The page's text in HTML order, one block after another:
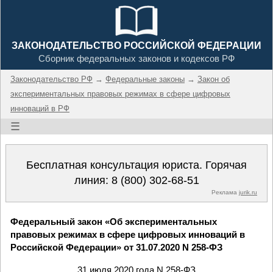
ЗАКОНОДАТЕЛЬСТВО РОССИЙСКОЙ ФЕДЕРАЦИИ
Сборник федеральных законов и кодексов РФ
Законодательство РФ → Федеральные законы → Закон об
экспериментальных правовых режимах в сфере цифровых
инноваций в РФ
☰
Бесплатная консультация юриста. Горячая
линия: 8 (800) 302-68-51
Реклама jurik.ru
Федеральный закон «Об экспериментальных
правовых режимах в сфере цифровых инноваций в
Российской Федерации» от 31.07.2020 N 258-ФЗ
31 июля 2020 года N 258-ФЗ